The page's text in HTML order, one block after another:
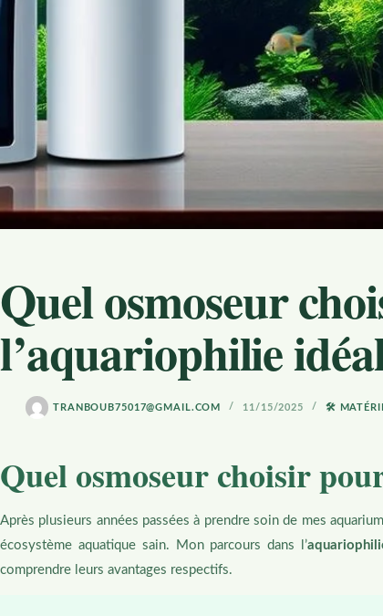
Quel osmoseur
l’aquariophilie
TRANBOUB75017@GMAIL.COM 11/15/2025 🛠️
Quel osmoseur choisir
Après plusieurs années passées à prendre soin de mes
écosystème aquatique sain. Mon parcours dans l’
comprendre leurs avantages respectifs.